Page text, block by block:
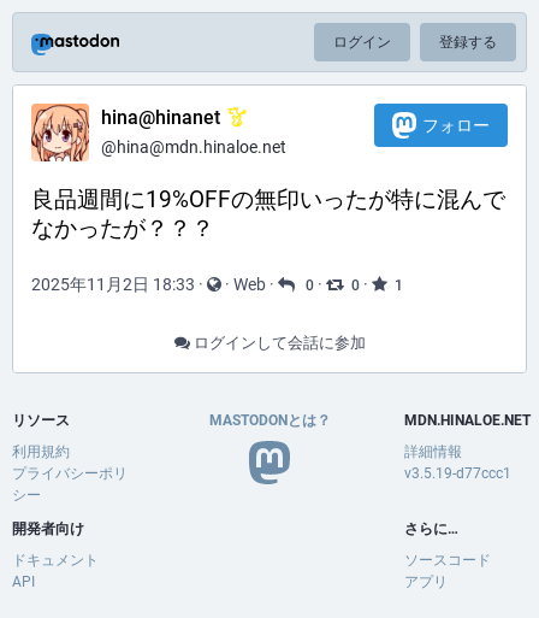
ログイン 登録する
hina@hinanet
@hina@mdn.hinaloe.net
フォロー
良品週間に19%OFFの無印いったが特に混んで
なかったが？？？
2025年11月2日 18:33 · · Web · 0 · 0 · 1
ログインして会話に参加
リソース
利用規約
プライバシーポリ
シー
開発者向け
ドキュメント
API
MASTODONとは？
MDN.HINALOE.NET
詳細情報
v3.5.19-d77ccc1
さらに…
ソースコード
アプリ